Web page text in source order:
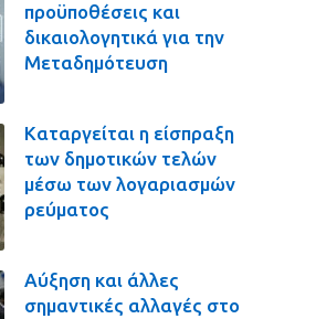
προϋποθέσεις και
δικαιολογητικά για την
Μεταδημότευση
Καταργείται η είσπραξη
των δημοτικών τελών
μέσω των λογαριασμών
ρεύματος
Αύξηση και άλλες
σημαντικές αλλαγές στο